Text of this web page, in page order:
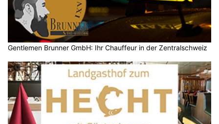
Gentlemen Brunner GmbH: Ihr Chauffeur in der Zentralschweiz